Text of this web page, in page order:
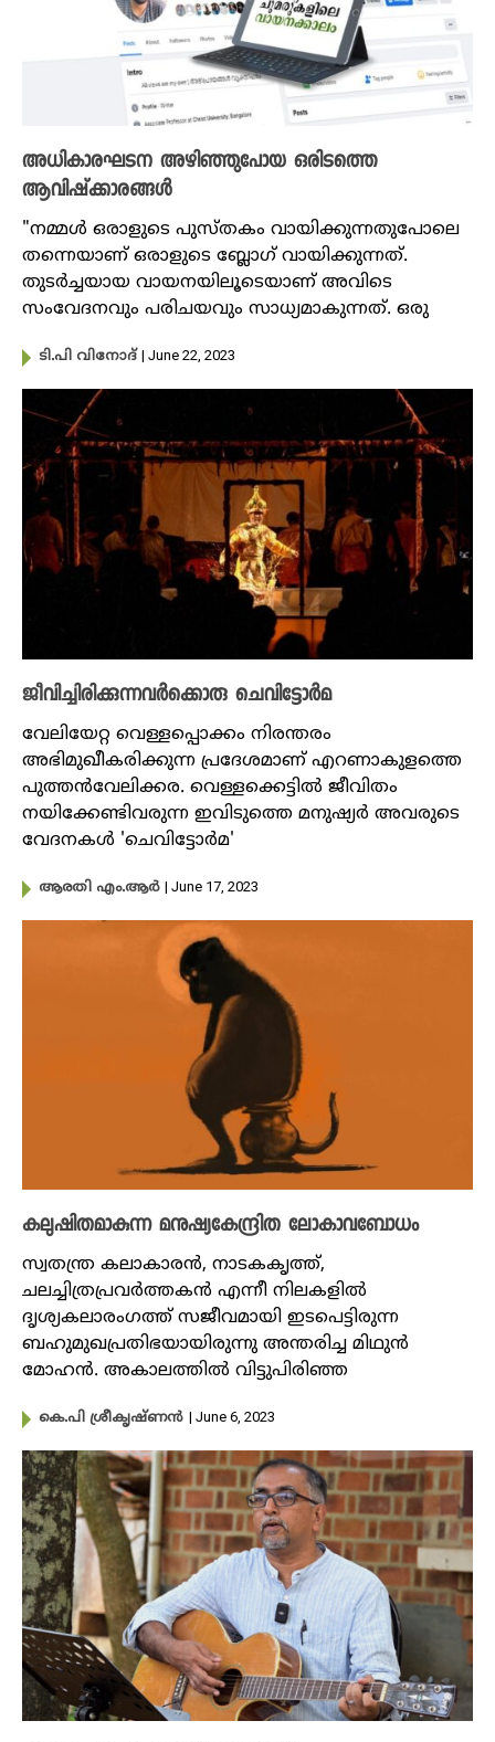
അധികാരഘടന അഴിഞ്ഞുപോയ ഒരിടത്തെ
ആവിഷ്ക്കാരങ്ങൾ
"നമ്മൾ ഒരാളുടെ പുസ്തകം വായിക്കുന്നതുപോലെ
തന്നെയാണ് ഒരാളുടെ ബ്ലോഗ് വായിക്കുന്നത്.
തുടർച്ചയായ വായനയിലൂടെയാണ് അവിടെ
സംവേദനവും പരിചയവും സാധ്യമാകുന്നത്. ഒരു
ടി.പി വിനോദ് | June 22, 2023
ജീവിച്ചിരിക്കുന്നവർക്കൊരു ചെവിട്ടോർമ
വേലിയേറ്റ വെള്ളപ്പൊക്കം നിരന്തരം
അഭിമുഖീകരിക്കുന്ന പ്രദേശമാണ് എറണാകുളത്തെ
പുത്തൻവേലിക്കര. വെള്ളക്കെട്ടിൽ ജീവിതം
നയിക്കേണ്ടിവരുന്ന ഇവിടുത്തെ മനുഷ്യർ അവരുടെ
വേദനകൾ 'ചെവിട്ടോർമ'
ആരതി എം.ആർ | June 17, 2023
കലുഷിതമാകുന്ന മനുഷ്യകേന്ദ്രിത ലോകാവബോധം
സ്വതന്ത്ര കലാകാരൻ, നാടകകൃത്ത്,
ചലച്ചിത്രപ്രവർത്തകൻ എന്നീ നിലകളിൽ
ദൃശ്യകലാരംഗത്ത് സജീവമായി ഇടപെട്ടിരുന്ന
ബഹുമുഖപ്രതിഭയായിരുന്നു അന്തരിച്ച മിഥുൻ
മോഹൻ. അകാലത്തിൽ വിട്ടുപിരിഞ്ഞ
കെ.പി ശ്രീകൃഷ്ണൻ | June 6, 2023